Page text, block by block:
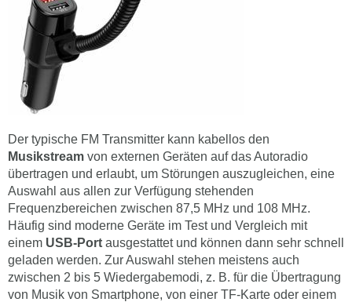
Der typische FM Transmitter kann kabellos den
Musikstream von externen Geräten auf das Autoradio
übertragen und erlaubt, um Störungen auszugleichen, eine
Auswahl aus allen zur Verfügung stehenden
Frequenzbereichen zwischen 87,5 MHz und 108 MHz.
Häufig sind moderne Geräte im Test und Vergleich mit
einem USB-Port ausgestattet und können dann sehr schnell
geladen werden. Zur Auswahl stehen meistens auch
zwischen 2 bis 5 Wiedergabemodi, z. B. für die Übertragung
von Musik von Smartphone, von einer TF-Karte oder einem